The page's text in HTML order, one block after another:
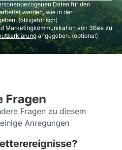
Daten für den
werden, wie in der
(obligatorisch)
Marketingkommunikation von 3Bee zu
angegeben. (optional)
Fragen
Fragen zu diesem
Anregungen